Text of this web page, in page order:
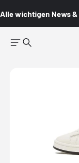
Alle wichtigen News &